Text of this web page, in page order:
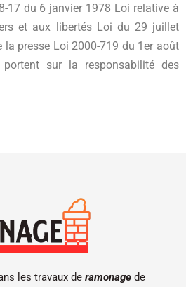
17 du 6 janvier 1978 Loi relative à
et aux libertés Loi du 29 juillet
la presse Loi 2000-719 du 1er août
sur la responsabilité des
les travaux de ramonage de